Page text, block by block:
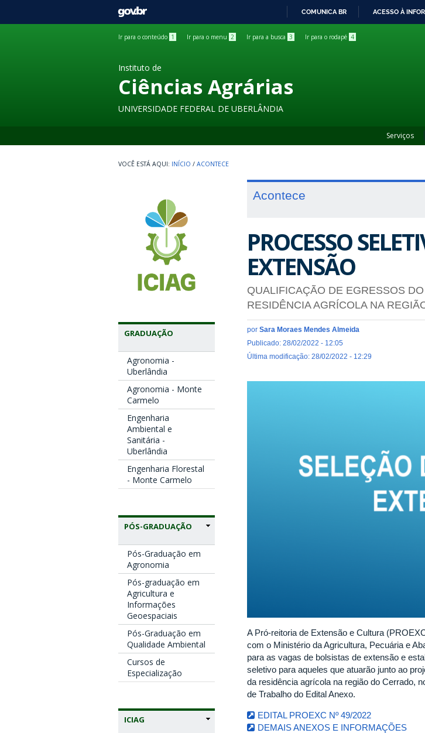
GOVBR
COMUNICA BR ACESSO À
Ir para o conteúdo 1 Ir para o menu 2 Ir para a busca 3 Ir para o rodapé 4
Instituto de
Ciências Agrárias
UNIVERSIDADE FEDERAL DE UBERLÂNDIA
Serviços
INÍCIO / ACONTECE
GRADUAÇÃO
Agronomia -
Uberlândia
Agronomia - Monte
Carmelo
Engenharia
Ambiental e
Sanitária -
Uberlândia
Engenharia Florestal
- Monte Carmelo
PÓS-GRADUAÇÃO
Pós-Graduação em
Agronomia
Pós-graduação em
Agricultura e
Informações
Geoespaciais
Pós-Graduação em
Qualidade Ambiental
Cursos de
Especialização
ICIAG
Acontece
PROCESSO
EXTENSÃO
QUALIFICAÇÃO DE EGRESSOS
RESIDÊNCIA AGRÍCOLA NA
por Sara Moraes Mendes Almeida
Publicado: 28/02/2022 - 12:05
Última modificação: 28/02/2022 - 12:29
A Pró-reitoria de Extensão e Cultura
com o Ministério da Agricultura, Pecuária e
para as vagas de bolsistas de extensão e
seletivo para aqueles que atuarão junto ao
da residência agrícola na região do Cerrado,
de Trabalho do Edital Anexo.
EDITAL PROEXC Nº 49/2022
DEMAIS ANEXOS E INFORMAÇÕES